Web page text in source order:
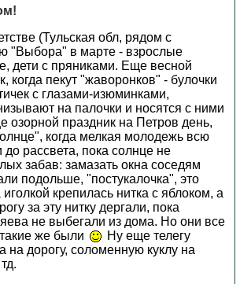
(Тульская обл, рядом с
"Выбора" в марте - взрослые
дети с пряниками. Еще весной
когда пекут "жаворонков" - булочки
с глазами-изюминками,
на палочки и носятся с ними
озорной праздник на Петров день,
когда мелкая молодежь всю
до рассвета, пока солнце не
забав: замазать окна соседям
подольше, "постукалочка", это
иголкой крепилась нитка с яблоком, а
за эту нитку дергали, пока
не выбегали из дома. Но они все
же были
Ну еще телегу
на дорогу, соломенную куклу на